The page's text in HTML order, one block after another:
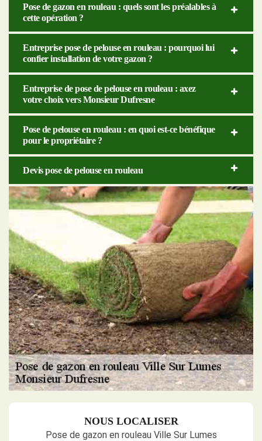
Pose de gazon en rouleau : quels sont les préalables à
cette opération ?
Entreprise pose de pelouse en rouleau : pourquoi lui
confier installation de votre gazon ?
Entreprise de pose de pelouse en rouleau : axez
votre choix vers Monsieur Dufresne
Pose de pelouse en rouleau : en quoi est-ce bénéfique
pour le propriétaire ?
Devis pose de pelouse en rouleau
NOUS LOCALISER
Pose de gazon en rouleau Ville Sur Lumes